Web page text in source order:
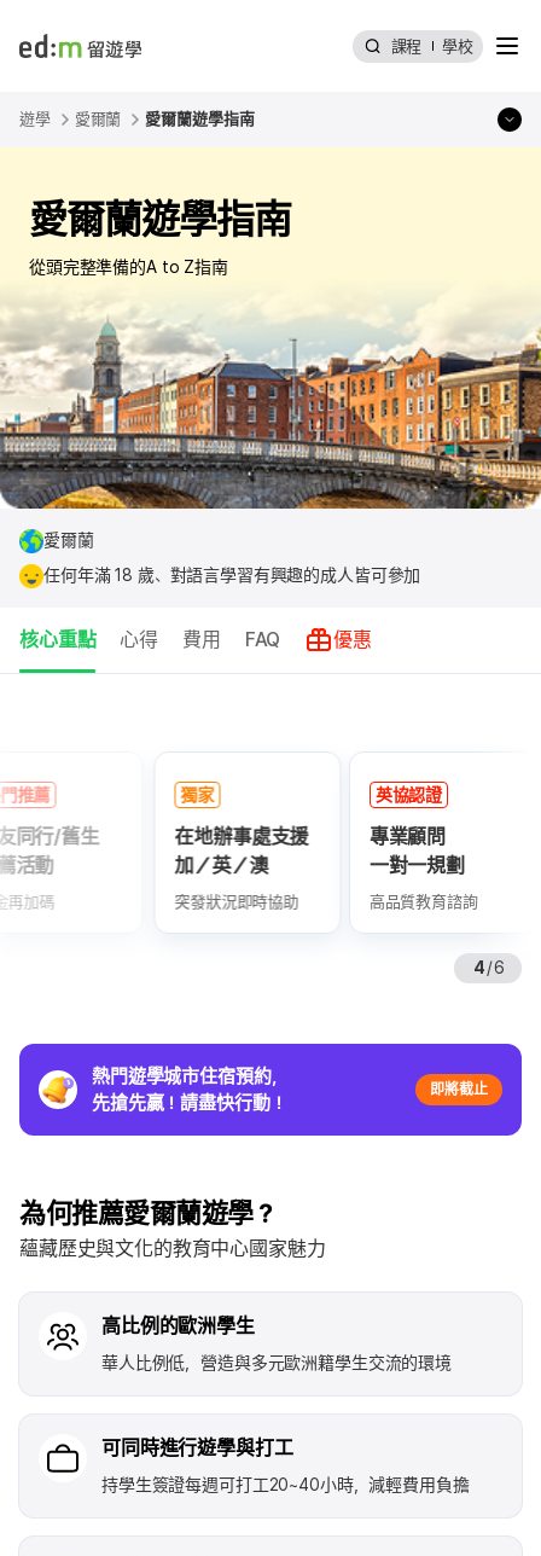
課程 學校
遊學 愛爾蘭 愛爾蘭遊學指南
愛爾蘭遊學指南
從頭完整準備的A to Z指南
愛爾蘭
任何年滿 18 歲、對語言學習有興趣的成人皆可參加
核心重點 心得 費用 FAQ 優惠
重
點
4/6
獨家
在地辦事處支援
加／英／澳
突發狀況即時協助
專業顧問
一對一規劃
高品質教育諮詢
已驗證
累積上千則
真實好評回
學生滿意度極高
熱門遊學城市住宿預約，
先搶先贏！請盡快行動！
即將截止
為何推薦愛爾蘭遊學？
蘊藏歷史與文化的教育中心國家魅力
高比例的歐洲學生
華人比例低，營造與多元歐洲籍學生交流的環境
可同時進行遊學與打工
持學生簽證每週可打工20~40小時，減輕費用負擔